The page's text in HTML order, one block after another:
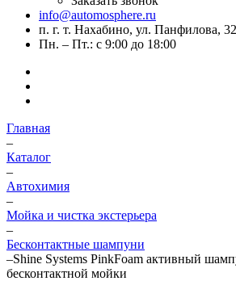
info@automosphere.ru
п. г. т. Нахабино, ул. Панфилова,
Пн. – Пт.: с 9:00 до 18:00
Главная
–
Каталог
–
Автохимия
–
Мойка и чистка экстерьера
–
Бесконтактные шампуни
–Shine Systems PinkFoam активный
бесконтактной мойки